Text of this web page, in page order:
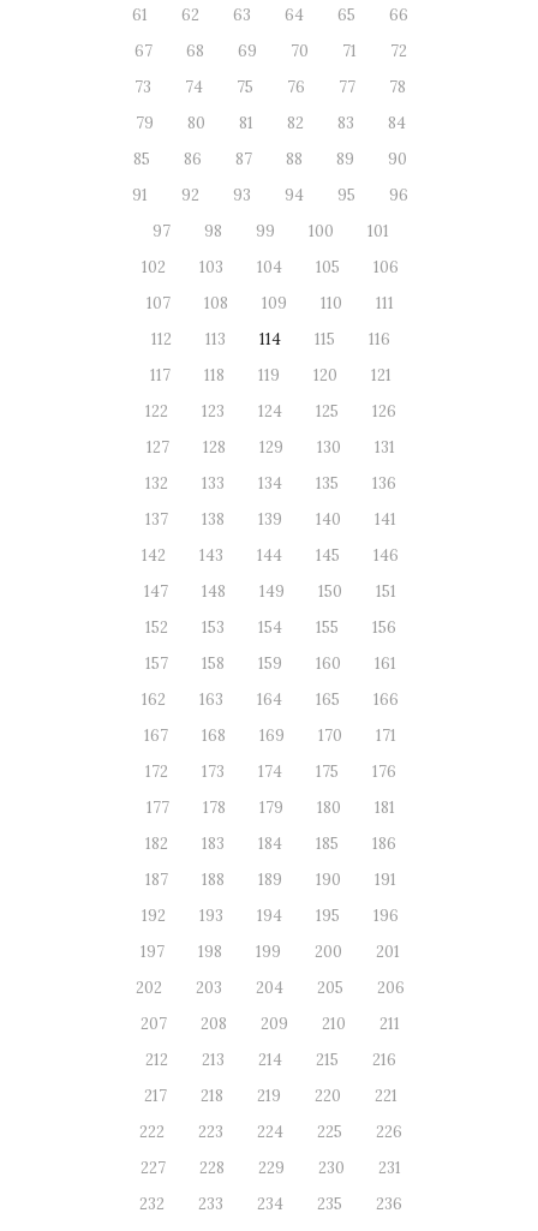
61
62 63 64 65
66
67
68 69 70 71
72
73
74 75 76 77
78
79
80 81 82 83
84
85
86 87 88 89
90
91
92 93 94 95
96
97
98 99 100
101
102
103 104 105
106
107
108 109 110
111
112
113 114 115
116
117
118 119 120
121
122
123 124 125
126
127
128 129 130
131
132
133 134 135
136
137
138 139 140
141
142
143 144 145
146
147
148 149 150
151
152
153 154 155
156
157
158 159 160
161
162
163 164 165
166
167
168 169 170
171
172
173 174 175
176
177
178 179 180
181
182
183 184 185
186
187
188 189 190
191
192
193 194 195
196
197
198 199 200
201
202
203 204 205
206
207
208 209 210
211
212
213 214 215
216
217
218 219 220
221
222
223 224 225
226
227
228 229 230
231
232
233 234 235
236